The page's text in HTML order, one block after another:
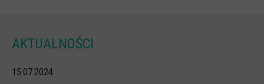
AKTUALNOŚCI
15.07.2024
W sieci przyjaźni